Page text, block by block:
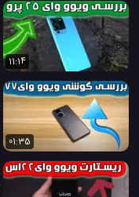
11:14
01:35